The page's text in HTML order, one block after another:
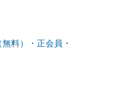
料）・正会員・